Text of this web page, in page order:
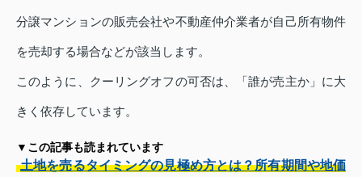
分譲マンションの販売会社や不動産仲介業者が自己所有物件
を売却する場合などが該当します。
このように、クーリングオフの可否は、「誰が売主か」に大
きく依存しています。
▼この記事も読まれています
土地を売るタイミングの見極め方とは？所有期間や地価